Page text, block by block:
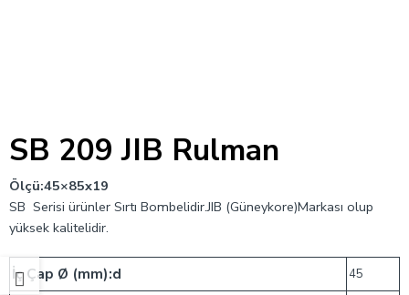
SB 209 JIB Rulman
Ölçü:45×85x19
SB Serisi ürünler Sırtı Bombelidir.JIB (Güneykore)Markası olup
yüksek kalitelidir.
İç Çap Ø (mm):d 45